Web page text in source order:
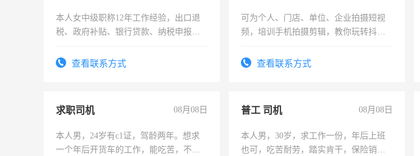
本人女中级职称12年工作经验，出口退
税、政府补贴、银行贷款、纳税申报、
务，财务咨询等业务。欲求兼职会计工
查看联系方式
可为个人、门店、单位、企业拍摄短视
频，培训手机拍摄剪辑，教你玩转抖音
频，培训手机拍摄剪辑，教你玩转抖
查看联系方式
求职司机 08月08日
本人男，24岁有c1证，驾龄两年。想求
一个年后开货车的工作，能吃苦，不怕
普工 司机 08月08日
本人男，30岁，求工作一份，年后上班
也可，吃苦耐劳，踏实肯干，保险销售